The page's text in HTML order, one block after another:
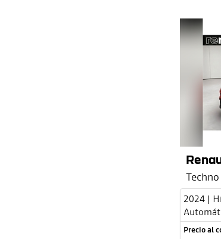
Techno
2024 |
Precio al